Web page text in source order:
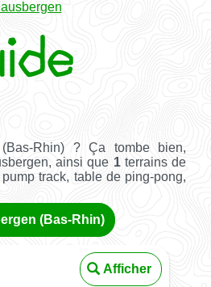
Rhin) ? Ça tombe bien,
ainsi que 1terrains de
track, table de ping-pong,
(Bas-Rhin)
Afficher